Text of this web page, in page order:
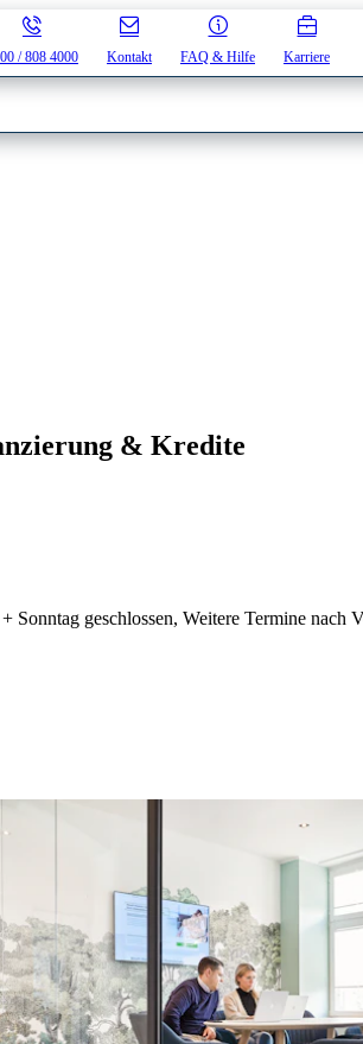
/ 808 4000 Kontakt FAQ & Hilfe Karriere
& Kredite
Sonntag geschlossen, Weitere Termine nach